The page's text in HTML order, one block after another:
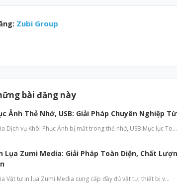
Zubi Group
bài đăng này
Ảnh Thẻ Nhớ, USB: Giải Pháp Chuyên Nghiệp
Dịch vụ Khôi Phục Ảnh bị mất trong thẻ nhớ, USB Mục lục To…
Lụa Zumi Media: Giải Pháp Toàn Diện, Chất
Vật tư in lụa Zumi Media cung cấp đầy đủ vật tư, thiết bị v…